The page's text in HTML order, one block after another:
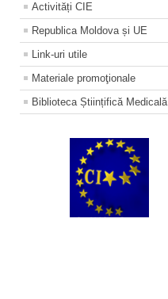
Activități CIE
Republica Moldova și UE
Link-uri utile
Materiale promoţionale
Biblioteca Științifică Medicală